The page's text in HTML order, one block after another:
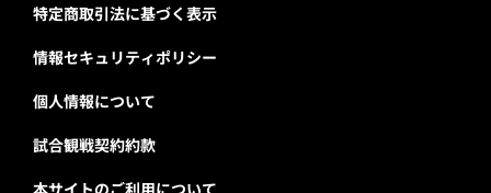
特定商取引法に基づく表示
情報セキュリティポリシー
個人情報について
試合観戦契約約款
本サイトのご利用について